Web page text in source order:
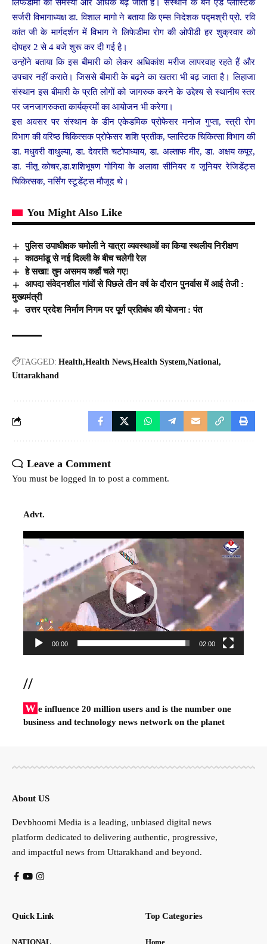
लिंफेडीमा की समस्या और अधिक बढ़ जाती है। संस्थान के बर्न एंड प्लास्टिक
सर्जरी विभागाध्यक्ष डा. विशाल मागो ने बताया कि एम्स निदेशक पद्मश्री प्रो. रवि
कांत जी के मार्गदर्शन में विभाग ने लिफेडीमा रोग की ओपीडी हर शुक्रवार को
दोपहर 2 से 4 बजे शुरू कर दी गई है।
उन्होंने बताया कि इस बीमारी को लेकर अधिकांश मरीज लापरवाह रहते हैं और
उपचार नहीं कराते। जिससे बीमारी के बढ़ने का खतरा भी बढ़ जाता है। लिहाजा
संस्थान इस बीमारी के प्रति लोगों को जागरुक करने के उद्देश्य से स्थानीय स्तर
पर जनजागरुकता कार्यक्रमों का आयोजन भी करेगा।
इस अवसर पर संस्थान के डीन एकेडमिक प्रोफेसर मनोज गुप्ता, स्त्री रोग
विभाग की वरिष्ठ चिकित्सक प्रोफेसर शशि प्रतीक, प्लास्टिक चिकित्सा विभाग की
डा. मधुवरी वाथुल्या, डा. देवरति चटोपाध्याय, डा. अल्ताफ मीर, डा. अक्षय कपूर,
डा. नीतू कोचर,डा.शशिभूषण गोगिया के अलावा सीनियर व जूनियर रेजिडेंट्स
चिकित्सक, नर्सिंग स्टूडेंट्स मौजूद थे।
You Might Also Like
पुलिस उपाधीक्षक चमोली ने यात्रा व्यवस्थाओं का किया स्थलीय निरीक्षण
काठमांडू से नई दिल्ली के बीच चलेगी रेल
हे सखा! तुम असमय कहाँ चले गए!
आपदा संवेदनशील गांवों से पिछले तीन वर्ष के दौरान पुनर्वास में आई तेजी :
मुख्यमंत्री
उत्तर प्रदेश निर्माण निगम पर पूर्ण प्रतिबंध की योजना : पंत
TAGGED: Health Health News Health System National
Uttarakhand
Leave a Comment
You must be logged in to post a comment.
Advt.
Video
00:00 02:00
//
W e influence 20 million users and is the number one
business and technology news network on the planet
About US
Devbhoomi Media is a leading, unbiased digital news
platform dedicated to delivering authentic, progressive,
and impactful news from Uttarakhand and beyond.
Quick Link
NATIONAL
Top Categories
Home